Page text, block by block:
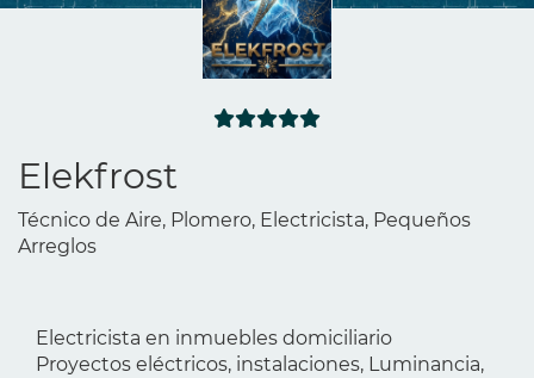
Elekfrost
Técnico de Aire, Plomero, Electricista, Pequeños
Arreglos
Electricista en inmuebles domiciliario
Proyectos eléctricos, instalaciones, Luminancia,